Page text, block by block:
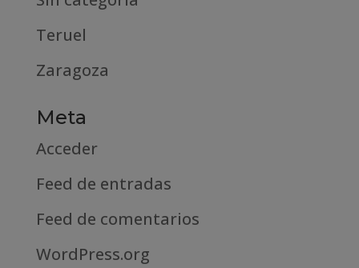
Teruel
Zaragoza
Meta
Acceder
Feed de entradas
Feed de comentarios
WordPress.org